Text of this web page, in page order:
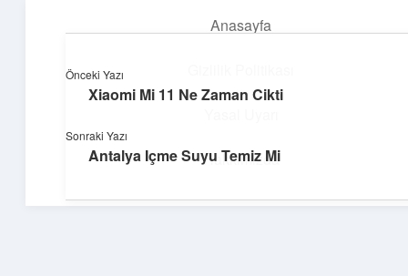
Anasayfa
Hakkımızda
Hayatını kolaylaştıran zekice fikirler!
Önceki Yazı
Xiaomi Mi 11 Ne Zaman Cikti
Sonraki Yazı
Antalya Içme Suyu Temiz Mi